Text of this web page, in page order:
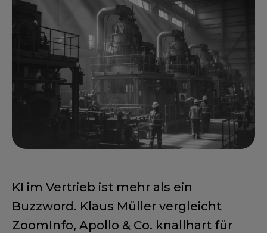
KI im Vertrieb ist mehr als ein
Buzzword. Klaus Müller vergleicht
ZoomInfo, Apollo & Co. knallhart für